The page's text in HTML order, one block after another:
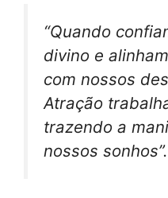
“Quando
divino e
com nossos
Atração
trazendo a
nossos sonhos”.